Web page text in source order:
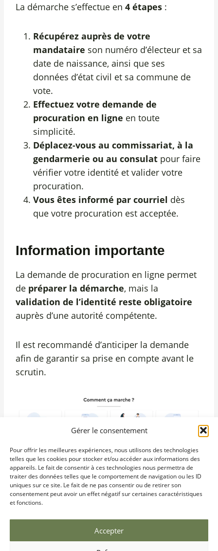
Gérer le consentement
Pour offrir les meilleures expériences, nous utilisons des technologies
telles que les cookies pour stocker et/ou accéder aux informations des
appareils. Le fait de consentir à ces technologies nous permettra de
traiter des données telles que le comportement de navigation ou les ID
uniques sur ce site. Le fait de ne pas consentir ou de retirer son
consentement peut avoir un effet négatif sur certaines caractéristiques
et fonctions.
Accepter
La démarche s’effectue en 4 étapes :
Récupérez auprès de votre
mandataire son numéro d’électeur et sa
date de naissance, ainsi que ses
données d’état civil et sa commune de
vote.
Effectuez votre demande de
procuration en ligne en toute
simplicité.
Déplacez-vous au commissariat, à la
gendarmerie ou au consulat pour faire
vérifier votre identité et valider votre
procuration.
Vous êtes informé par courriel dès
que votre procuration est acceptée.
Information importante
La demande de procuration en ligne permet
de préparer la démarche, mais la
validation de l’identité reste obligatoire
auprès d’une autorité compétente.
Il est recommandé d’anticiper la demande
afin de garantir sa prise en compte avant le
scrutin.
20119 Bastelica · 04 95 28 70 61 ·